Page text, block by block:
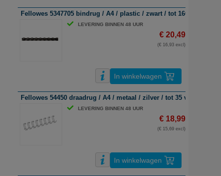
Fellowes 5347705 bindrug / A4 / plastic / zwart / tot 160 vel / 100
LEVERING BINNEN 48 UUR
€ 20,49
(€ 16,93 excl)
In winkelwagen
Fellowes 54450 draadrug / A4 / metaal / zilver / tot 35 vel / 100
LEVERING BINNEN 48 UUR
€ 18,99
(€ 15,69 excl)
In winkelwagen